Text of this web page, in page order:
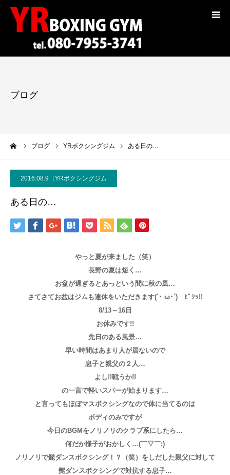
ブログ
ブログ YRボクシングジム ある日の…
2016.08.9 YRボクシングジム
ある日の…
やっと夏が来ました（笑）
長野の夏は短く…
お盆が過ぎるとあっという間に秋の風…
さてさてお盆はジムも連休をいただきます(`･ ω･´)ゞﾋﾞｼｯ!!
8/13～16日
お休みです!!
先日のある風景…
早い時間はあまり人が居ないので
息子と親父の２人…
よし!!戦うか!!
の一言で軽いスパーが始まります…
と言ってもほぼマスボクシングなので体に当てるのは
ボディのみですが
今日のBGMをノリノリのクラブ系にしたら…
何だか様子がおかしく…(￣▽￣;)
ノリノリで髭ダンスボクシング！？（笑）をしだした親父に対して
髭ダンスボクシングで対抗する息子…
コンセプト
選手紹介
ブログ